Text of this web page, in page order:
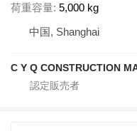
荷重容量 5,000 kg
中国, Shanghai
C Y Q CONSTRUCTION